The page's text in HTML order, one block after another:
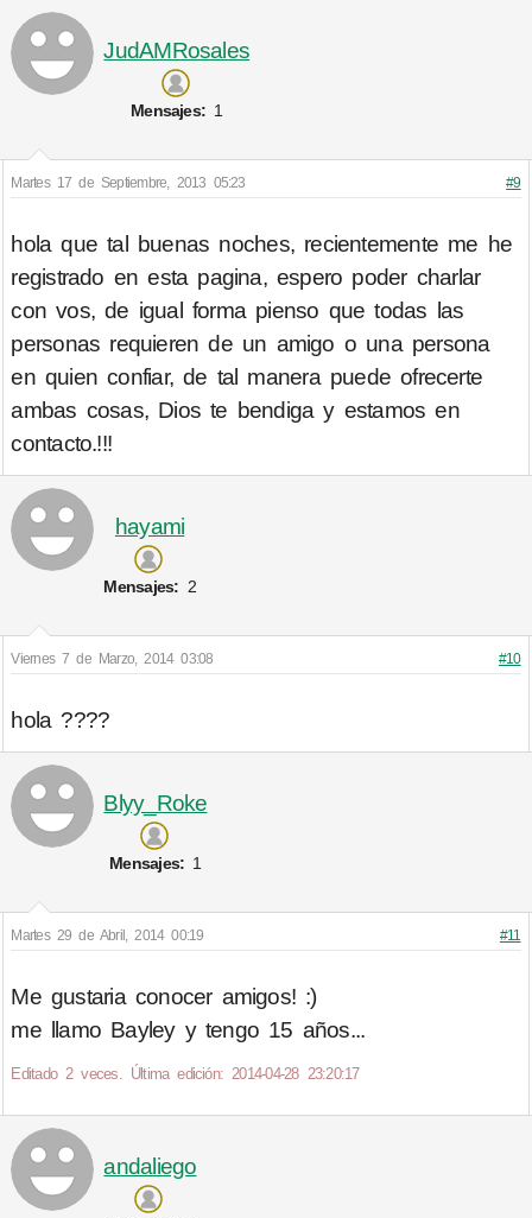
JudAMRosales
Mensajes: 1
Martes 17 de Septiembre, 2013 05:23 #9
hola que tal buenas noches, recientemente me he
registrado en esta pagina, espero poder charlar
con vos, de igual forma pienso que todas las
personas requieren de un amigo o una persona
en quien confiar, de tal manera puede ofrecerte
ambas cosas, Dios te bendiga y estamos en
contacto.!!!
hayami
Mensajes: 2
Viernes 7 de Marzo, 2014 03:08 #10
hola ????
Blyy_Roke
Mensajes: 1
Martes 29 de Abril, 2014 00:19 #11
Me gustaria conocer amigos! :)
me llamo Bayley y tengo 15 años...
Editado 2 veces. Última edición: 2014-04-28 23:20:17
andaliego